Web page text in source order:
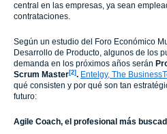
central en las empresas, ya sean
contrataciones.
Según un estudio del Foro Económico
Desarrollo de Producto, algunos de los
demanda en los próximos años serán
Scrum Master[2]. Entelgy, The
qué consisten y por qué son tan
futuro:
Agile Coach, el profesional más